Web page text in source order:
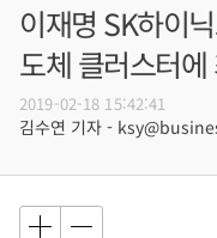
이재명 SK하이
도체 클러스터에
2019-02-18 15:42:41
김수연 기자 -